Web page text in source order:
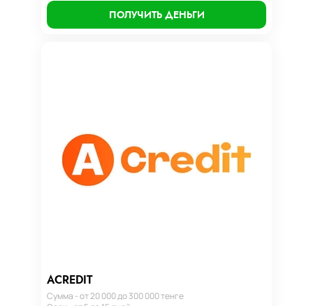
ПОЛУЧИТЬ ДЕНЬГИ
ACREDIT
Сумма - от 20 000 до 300 000 тенге